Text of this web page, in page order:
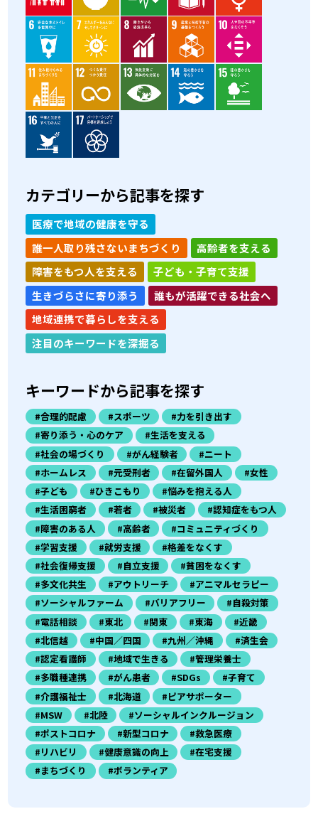
カテゴリーから記事を探す
医療で地域の健康を守る
誰一人取り残さないまちづくり
高齢者を支える
障害をもつ人を支える
子ども・子育て支援
生きづらさに寄り添う
誰もが活躍できる社会へ
地域連携で暮らしを支える
注目のキーワードを深掘る
キーワードから記事を探す
#合理的配慮 #スポーツ
#力を引き出す
#寄り添う・心のケア
#生活を支える
#社会の場づくり
#がん経験者
#ニート
#ホームレス
#元受刑者 #在留外国人
#女性
#子ども
#ひきこもり
#悩みを抱える人
#生活困窮者
#若者 #被災者
#認知症をもつ人
#障害のある人
#高齢者
#コミュニティづくり
#学習支援
#就労支援
#格差をなくす
#社会復帰支援
#自立支援
#貧困をなくす
#多文化共生
#アウトリーチ
#アニマルセラピー
#ソーシャルファーム
#バリアフリー
#自殺対策
#電話相談
#東北 #関東 #東海
#近畿
#北信越
#中国／四国 #九州／沖縄
#済生会
#認定看護師
#地域で生きる
#管理栄養士
#多職種連携
#がん患者 #SDGs
#子育て
#介護福祉士
#北海道
#ピアサポーター
#MSW
#北陸
#ソーシャルインクルージョン
#ポストコロナ
#新型コロナ
#救急医療
#リハビリ
#健康意識の向上
#在宅支援
#まちづくり
#ボランティア